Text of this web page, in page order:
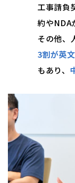
工事請負
約やNDA
その他、
3割が英
もあり、